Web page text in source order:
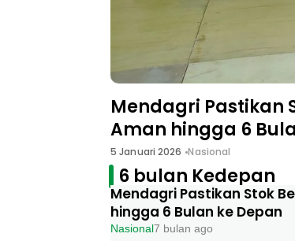
Mendagri Pastikan
Aman hingga 6
5 Januari 2026 Nasional
6 bulan Kedepan
Mendagri Pastikan Stok
hingga 6 Bulan ke Depan
Nasional7 bulan ago